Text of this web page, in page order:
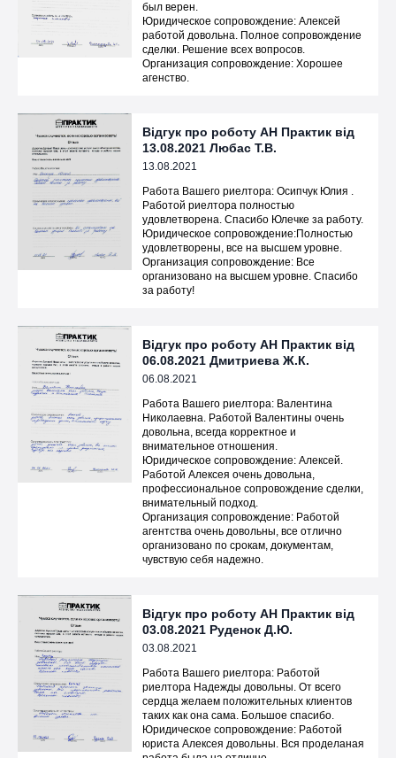
был верен.
Юридическое сопровождение: Алексей
работой довольна. Полное сопровождение
сделки. Решение всех вопросов.
Организация сопровождение: Хорошее
агенство.
Відгук про роботу АН Практик від
13.08.2021 Любас Т.В.
13.08.2021
Работа Вашего риелтора: Осипчук Юлия .
Работой риелтора полностью
удовлетворена. Спасибо Юлечке за работу.
Юридическое сопровождение:Полностью
удовлетворены, все на высшем уровне.
Организация сопровождение: Все
организовано на высшем уровне. Спасибо
за работу!
Відгук про роботу АН Практик від
06.08.2021 Дмитриева Ж.К.
06.08.2021
Работа Вашего риелтора: Валентина
Николаевна. Работой Валентины очень
довольна, всегда корректное и
внимательное отношения.
Юридическое сопровождение: Алексей.
Работой Алексея очень довольна,
профессиональное сопровождение сделки,
внимательный подход.
Организация сопровождение: Работой
агентства очень довольны, все отлично
организовано по срокам, документам,
чувствую себя надежно.
Відгук про роботу АН Практик від
03.08.2021 Руденок Д.Ю.
03.08.2021
Работа Вашего риелтора: Работой
риелтора Надежды довольны. От всего
сердца желаем положительных клиентов
таких как она сама. Большое спасибо.
Юридическое сопровождение: Работой
юриста Алексея довольны. Вся проделаная